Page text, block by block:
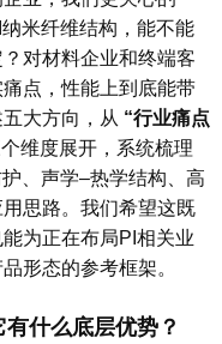
米纤维结构， 能不能
？对材料企业和终端客
点，性能上到底能带
大方向，从 “行业痛点
维度展开，系统梳理
、声学–热学结构、高
思路。我们希望这既
为正在布局PI相关业
形态的参考框架。
什么底层优势？